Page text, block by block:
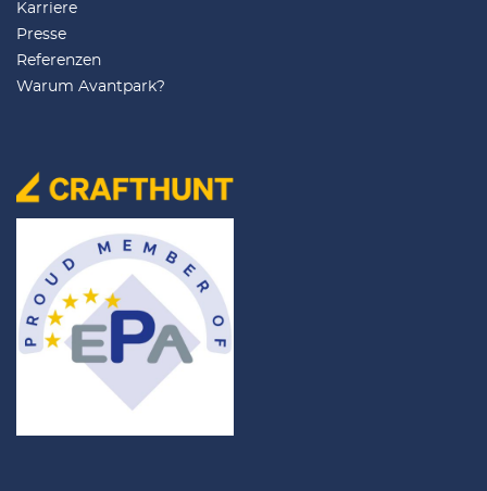
Karriere
Presse
Referenzen
Warum Avantpark?